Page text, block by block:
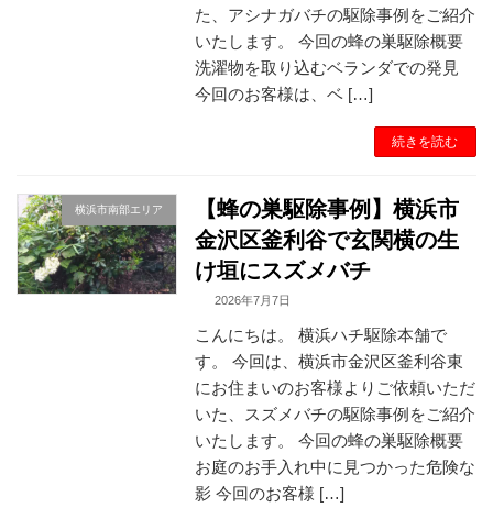
た、アシナガバチの駆除事例をご紹介
いたします。 今回の蜂の巣駆除概要
洗濯物を取り込むベランダでの発見
今回のお客様は、ベ […]
続きを読む
横浜市南部エリア
【蜂の巣駆除事例】横浜市
金沢区釜利谷で玄関横の生
け垣にスズメバチ
2026年7月7日
こんにちは。 横浜ハチ駆除本舗で
す。 今回は、横浜市金沢区釜利谷東
にお住まいのお客様よりご依頼いただ
いた、スズメバチの駆除事例をご紹介
いたします。 今回の蜂の巣駆除概要
お庭のお手入れ中に見つかった危険な
影 今回のお客様 […]